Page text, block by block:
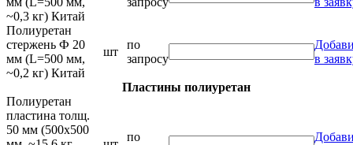
~0,3 кг) Китай
Полиуретан
стержень Ф 20
мм (L=500 мм,
~0,2 кг) Китай
шт
по
запросу
в
Пластины полиуретан
Полиуретан
пластина толщ.
50 мм (500х500
по